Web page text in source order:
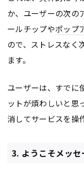
か、ユーザーの次の
ールチップやポップ
ので、ストレスなく
ます。
ユーザーは、すでに
ットが煩わしいと思
消してサービスを操
3. ようこそメッセ